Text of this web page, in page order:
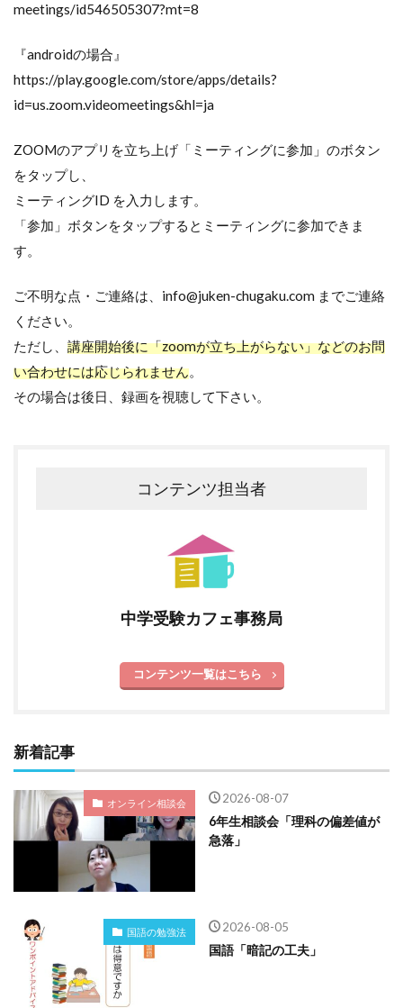
meetings/id546505307?mt=8
『androidの場合』
https://play.google.com/store/apps/details?
id=us.zoom.videomeetings&hl=ja
ZOOMのアプリを立ち上げ「ミーティングに参加」のボタン
をタップし、
ミーティングID を入力します。
「参加」ボタンをタップするとミーティングに参加できま
す。
ご不明な点・ご連絡は、info@juken-chugaku.com までご連絡
ください。
ただし、 講座開始後に「zoomが立ち上がらない」などのお問
い合わせには応じられません。
その場合は後日、録画を視聴して下さい。
コンテンツ担当者
中学受験カフェ事務局
コンテンツ一覧はこちら
新着記事
オンライン相談会 2026-08-07
6年生相談会「理科の偏差値が
急落」
国語の勉強法 2026-08-05
国語「暗記の工夫」